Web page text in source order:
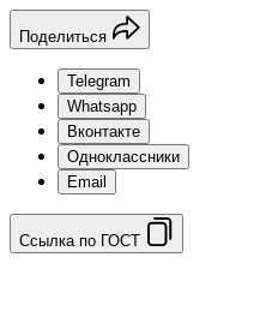
Поделиться
Telegram
Whatsapp
Вконтакте
Одноклассники
Email
Ссылка по ГОСТ